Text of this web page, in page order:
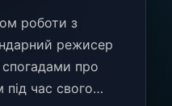
роботи з
режисер
спогадами про
час свого